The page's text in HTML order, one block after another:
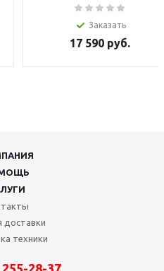
коричневый
Заказать
17 590 руб.
доставки
техники
255-28-37